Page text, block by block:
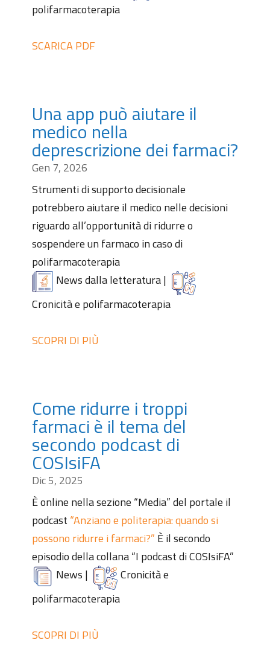
polifarmacoterapia
SCARICA PDF
Una app può aiutare il
medico nella
deprescrizione dei farmaci?
Gen 7, 2026
Strumenti di supporto decisionale
potrebbero aiutare il medico nelle decisioni
riguardo all’opportunità di ridurre o
sospendere un farmaco in caso di
polifarmacoterapia
News dalla letteratura|
Cronicità e polifarmacoterapia
SCOPRI DI PIÙ
Come ridurre i troppi
farmaci è il tema del
secondo podcast di
COSIsiFA
Dic 5, 2025
È online nella sezione “Media” del portale il
podcast “Anziano e politerapia: quando si
possono ridurre i farmaci?” È il secondo
episodio della collana “I podcast di COSIsiFA”
News |
Cronicità e
polifarmacoterapia
SCOPRI DI PIÙ